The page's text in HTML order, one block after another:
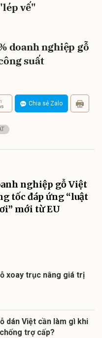
vế"
doanh nghiệp gỗ
suất
Chia sẻ Zalo
nghiệp gỗ Việt
tốc đáp ứng “luật
mới từ EU
xoay trục nâng giá trị
dán Việt cần làm gì khi
trợ cấp?